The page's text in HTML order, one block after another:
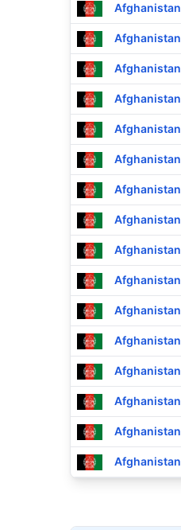
Afghanistan
Afghanistan
Afghanistan
Afghanistan
Afghanistan
Afghanistan
Afghanistan
Afghanistan
Afghanistan
Afghanistan
Afghanistan
Afghanistan
Afghanistan
Afghanistan
Afghanistan
Afghanistan